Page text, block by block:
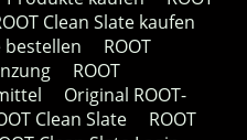
Clean Slate kaufen
bestellen
ROOT
ROOT
Original ROOT-
Clean Slate
ROOT